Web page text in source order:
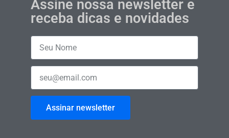
Assine nossa newsletter e
receba dicas e novidades
Assinar newsletter